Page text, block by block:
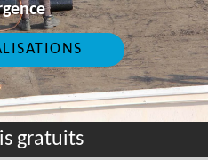
gratuits